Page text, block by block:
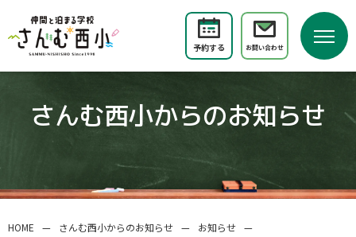
予約する お問い合わせ
さんむ西小からのお知らせ
HOME — さんむ西小からのお知らせ — お知らせ —